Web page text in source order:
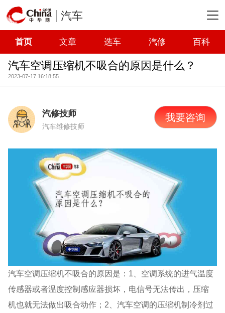
汽车
首页 文章 选车 汽修 百科
汽车空调压缩机不吸合的原因是什么？
2023-07-17 16:18:55
汽修技师
汽车维修技师
我要咨询
汽车空调压缩机不吸合的原因是：1、空调系统的进气温度
传感器或者温度控制感应器损坏，电信号无法传出，压缩
机也就无法做出吸合动作；2、汽车空调的压缩机制冷剂过